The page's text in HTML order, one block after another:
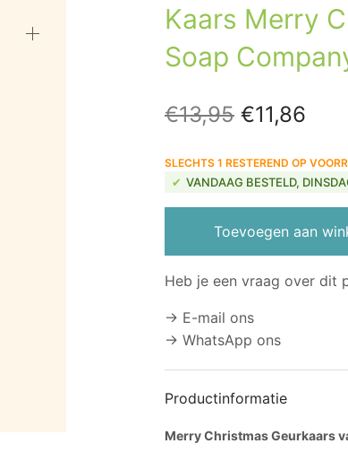
Kaars Merry
Soap
€13,95
€13,95.
€11,86
SLECHTS 1 RESTEREND OP
VANDAAG BESTELD,
Toevoegen aan
Heb je een vraag over dit
→ E-mail ons
→ WhatsApp ons
Productinformatie
Merry Christmas Geurkaars